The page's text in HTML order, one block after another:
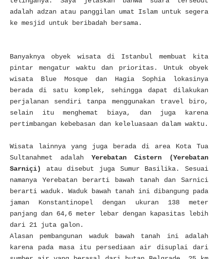
adalah adzan atau panggilan umat Islam untuk segera
ke mesjid untuk beribadah bersama.
Banyaknya obyek wisata di Istanbul membuat kita
pintar mengatur waktu dan prioritas. Untuk obyek
wisata Blue Mosque dan Hagia Sophia lokasinya
berada di satu komplek, sehingga dapat dilakukan
perjalanan sendiri tanpa menggunakan travel biro,
selain itu menghemat biaya, dan juga karena
pertimbangan kebebasan dan keleluasaan dalam waktu.
Wisata lainnya yang juga berada di area Kota Tua
Sultanahmet adalah Yerebatan Cistern (Yerebatan
Sarniçi)
atau disebut juga Sumur Basilika. Sesuai
namanya Yerebatan berarti bawah tanah dan Sarnici
berarti waduk. Waduk bawah tanah ini dibangung pada
jaman Konstantinopel dengan ukuran 138 meter
panjang dan 64,6 meter lebar dengan kapasitas lebih
dari 21 juta galon.
Alasan pembangunan waduk bawah tanah ini adalah
karena pada masa itu persediaan air disuplai dari